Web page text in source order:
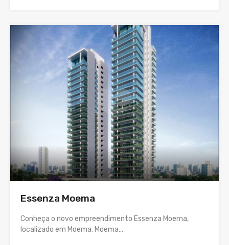
Essenza Moema
Conheça o novo empreendimento Essenza Moema,
localizado em Moema. Moema…